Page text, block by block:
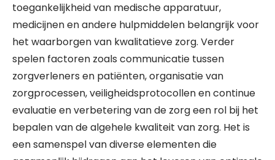
toegankelijkheid van medische apparatuur,
medicijnen en andere hulpmiddelen belangrijk voor
het waarborgen van kwalitatieve zorg. Verder
spelen factoren zoals communicatie tussen
zorgverleners en patiënten, organisatie van
zorgprocessen, veiligheidsprotocollen en continue
evaluatie en verbetering van de zorg een rol bij het
bepalen van de algehele kwaliteit van zorg. Het is
een samenspel van diverse elementen die